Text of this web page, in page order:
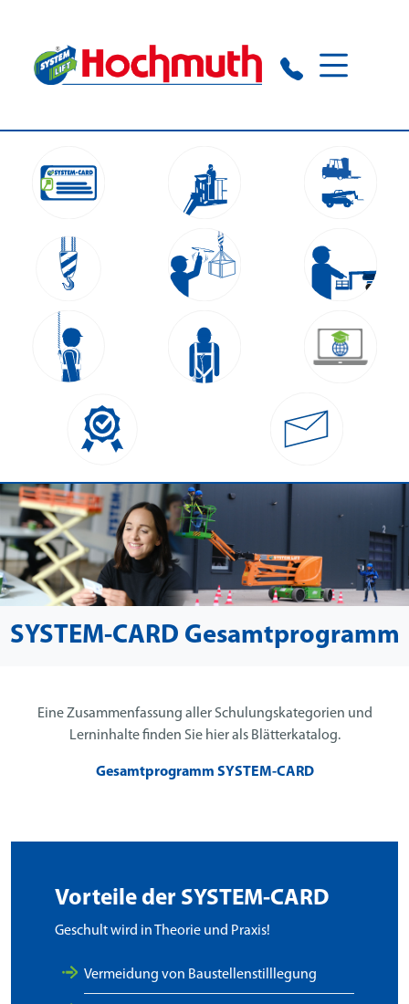
SYSTEM-CARD Gesamtprogramm
Eine Zusammenfassung aller Schulungskategorien und
Lerninhalte finden Sie hier als Blätterkatalog.
Gesamtprogramm SYSTEM-CARD
Vorteile der SYSTEM-CARD
Geschult wird in Theorie und Praxis!
Vermeidung von Baustellenstilllegung